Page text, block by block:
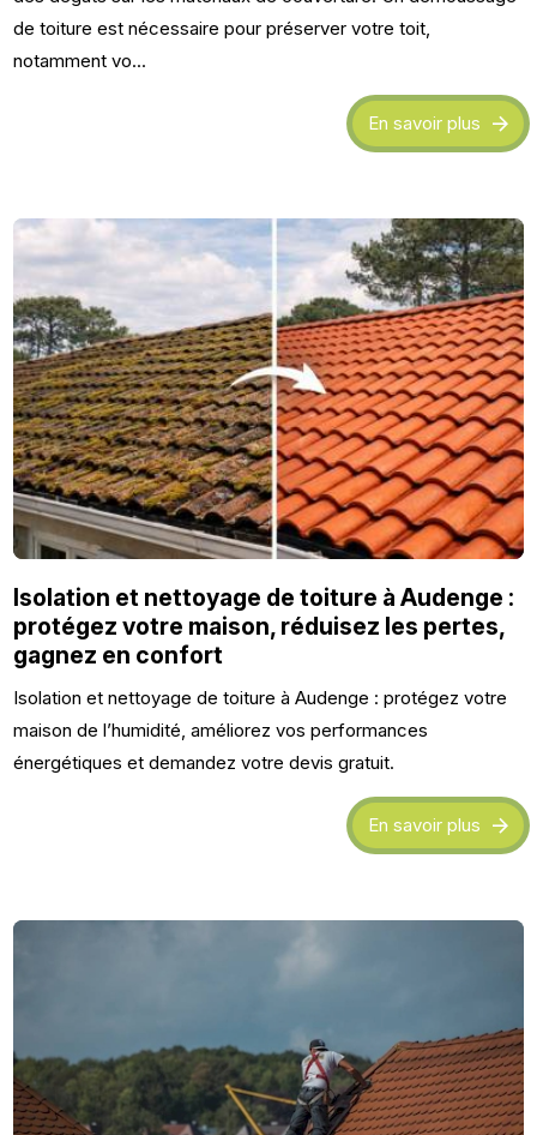
de toiture est nécessaire pour préserver votre toit,
notamment vo...
En savoir plus
Isolation et nettoyage de toiture à Audenge :
protégez votre maison, réduisez les pertes,
gagnez en confort
Isolation et nettoyage de toiture à Audenge : protégez votre
maison de l’humidité, améliorez vos performances
énergétiques et demandez votre devis gratuit.
En savoir plus